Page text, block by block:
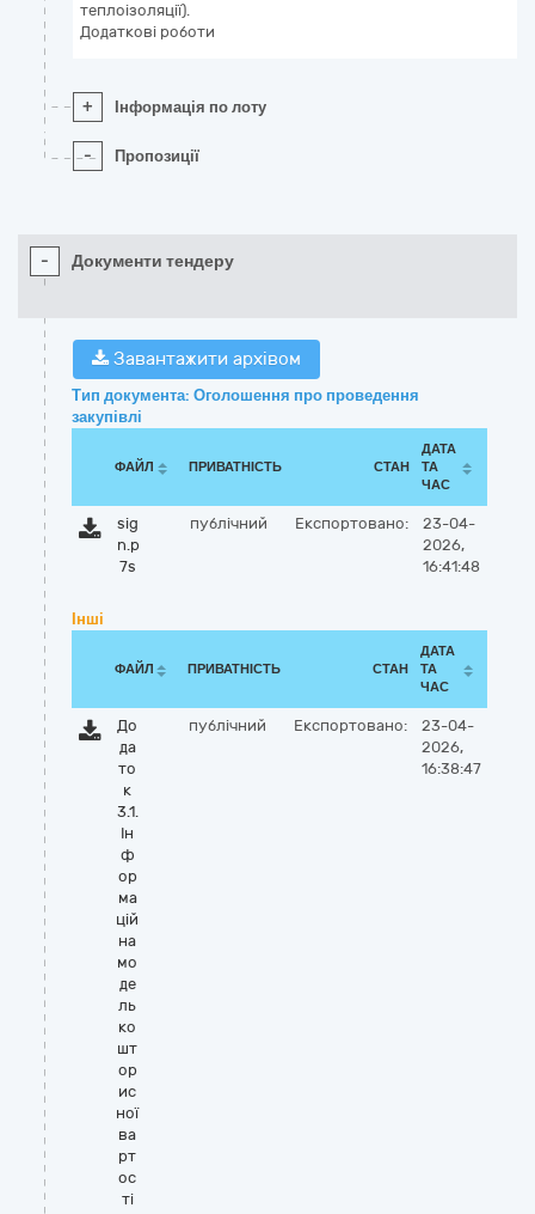
теплоізоляції).
Додаткові роботи
+ Інформація по лоту
- Пропозиції
- Документи тендеру
Завантажити архівом
Тип документа: Оголошення про проведення
закупівлі
ФАЙЛ ПРИВАТНІСТЬ СТАН
ДАТА
ТА
ЧАС
sig
n.p
7s
публічний Експортовано:
23-04-
2026,
16:41:48
Інші
ФАЙЛ ПРИВАТНІСТЬ СТАН
ДАТА
ТА
ЧАС
До
да
то
к
3.1.
Ін
ф
ор
ма
цій
на
мо
де
ль
ко
шт
ор
ис
ної
ва
рт
ос
ті
публічний Експортовано:
23-04-
2026,
16:38:47